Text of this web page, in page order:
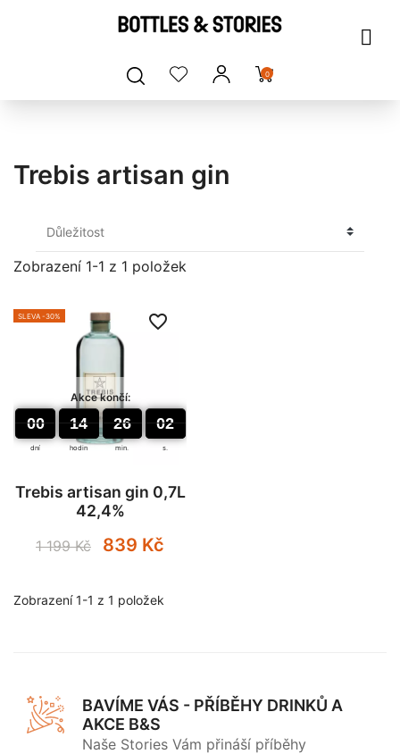
0
Trebis artisan gin
Zobrazení 1-1 z 1 položek
favorite_border
Akce končí:
00
00
00
dní
14
14
00
hodin
26
26
00
min.
02
02
03
s.
Trebis artisan gin 0,7L
42,4%
Běžná cena
1 199 Kč Cena
839 Kč
SLEVA -30%
Zobrazení 1-1 z 1 položek
BAVÍME VÁS - PŘÍBĚHY DRINKŮ A
AKCE B&S
Naše Stories Vám přináší příběhy